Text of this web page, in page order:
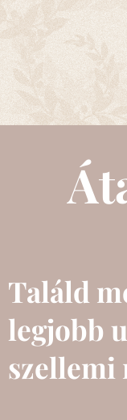
Találd
legjobb
szellemi